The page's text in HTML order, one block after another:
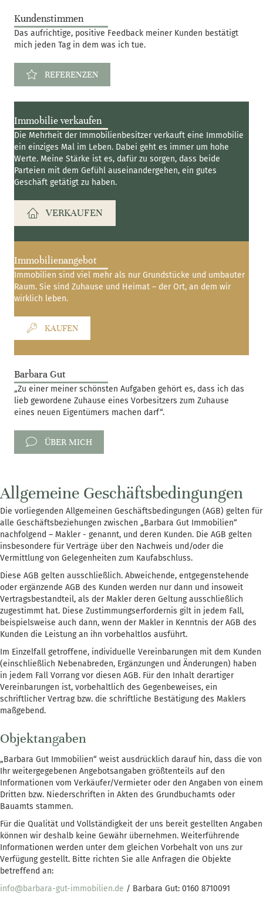
Kundenstimmen
Das aufrichtige, positive Feedback meiner Kunden bestätigt
mich jeden Tag in dem was ich tue.
REFERENZEN
Immobilie verkaufen
Die Mehrheit der Immobilienbesitzer verkauft eine Immobilie
ein einziges Mal im Leben. Dabei geht es immer um hohe
Werte. Meine Stärke ist es, dafür zu sorgen, dass beide
Parteien mit dem Gefühl auseinandergehen, ein gutes
Geschäft getätigt zu haben.
VERKAUFEN
Immobilienangebot
Immobilien sind viel mehr als nur Grundstücke und umbauter
Raum. Sie sind Zuhause und Heimat – der Ort, an dem wir
wirklich leben.
KAUFEN
Barbara Gut
„Zu einer meiner schönsten Aufgaben gehört es, dass ich das
lieb gewordene Zuhause eines Vorbesitzers zum Zuhause
eines neuen Eigentümers machen darf“.
ÜBER MICH
Allgemeine Geschäftsbedingungen
Die vorliegenden Allgemeinen Geschäftsbedingungen (AGB) gelten für
alle Geschäftsbeziehungen zwischen „Barbara Gut Immobilien“
nachfolgend – Makler - genannt, und deren Kunden. Die AGB gelten
insbesondere für Verträge über den Nachweis und/oder die
Vermittlung von Gelegenheiten zum Kaufabschluss.
Diese AGB gelten ausschließlich. Abweichende, entgegenstehende
oder ergänzende AGB des Kunden werden nur dann und insoweit
Vertragsbestandteil, als der Makler deren Geltung ausschließlich
zugestimmt hat. Diese Zustimmungserfordernis gilt in jedem Fall,
beispielsweise auch dann, wenn der Makler in Kenntnis der AGB des
Kunden die Leistung an ihn vorbehaltlos ausführt.
Im Einzelfall getroffene, individuelle Vereinbarungen mit dem Kunden
(einschließlich Nebenabreden, Ergänzungen und Änderungen) haben
in jedem Fall Vorrang vor diesen AGB. Für den Inhalt derartiger
Vereinbarungen ist, vorbehaltlich des Gegenbeweises, ein
schriftlicher Vertrag bzw. die schriftliche Bestätigung des Maklers
maßgebend.
Objektangaben
„Barbara Gut Immobilien“ weist ausdrücklich darauf hin, dass die von
Ihr weitergegebenen Angebotsangaben größtenteils auf den
Informationen vom Verkäufer/Vermieter oder den Angaben von einem
Dritten bzw. Niederschriften in Akten des Grundbuchamts oder
Bauamts stammen.
Für die Qualität und Vollständigkeit der uns bereit gestellten Angaben
können wir deshalb keine Gewähr übernehmen. Weiterführende
Informationen werden unter dem gleichen Vorbehalt von uns zur
Verfügung gestellt. Bitte richten Sie alle Anfragen die Objekte
betreffend an:
info@barbara-gut-immobilien.de / Barbara Gut: 0160 8710091